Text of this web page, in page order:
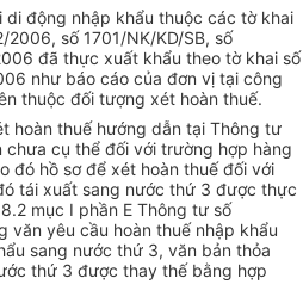
di động nhập khẩu thuộc các tờ khai
số 1701/NK/KD/SB, số
đã thực xuất khẩu theo tờ khai số
như báo cáo của đơn vị tại công
thuộc đối tượng xét hoàn thuế.
hoàn thuế hướng dẫn tại Thông tư
chưa cụ thể đối với trường hợp hàng
đó hồ sơ để xét hoàn thuế đối với
tái xuất sang nước thứ 3 được thực
mục I phần E Thông tư số
văn yêu cầu hoàn thuế nhập khẩu
sang nước thứ 3, văn bản thỏa
thứ 3 được thay thế bằng hợp